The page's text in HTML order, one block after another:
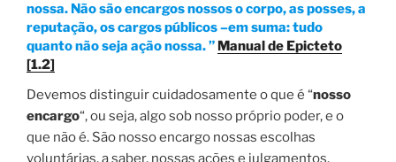
nossa. Não são encargos nossos o corpo, as posses, a
reputação, os cargos públicos –em suma: tudo
quanto não seja ação nossa. ” Manual de Epicteto
[1.2]
Devemos distinguir cuidadosamente o que é “nosso
encargo“, ou seja, algo sob nosso próprio poder, e o
que não é. São nosso encargo nossas escolhas
voluntárias, a saber, nossas ações e julgamentos,